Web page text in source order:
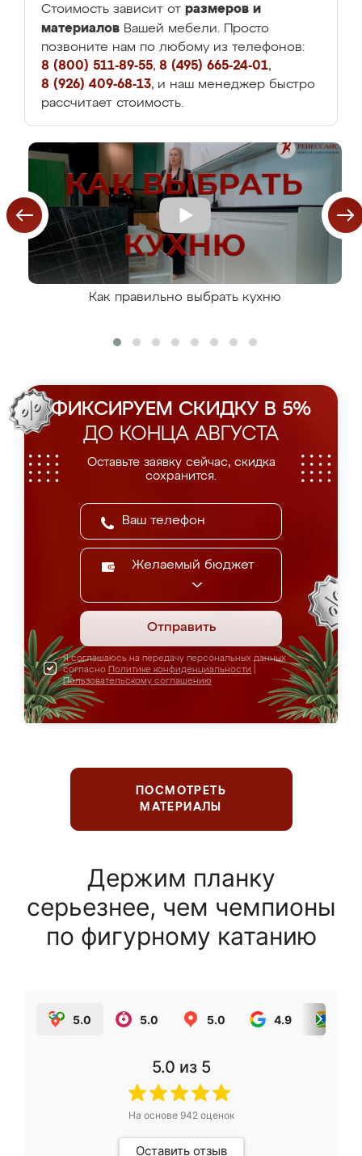
Стоимость зависит от размеров и
материалов Вашей мебели. Просто
позвоните нам по любому из телефонов:
8 (800) 511-89-55, 8 (495) 665-24-01,
8 (926) 409-68-13, и наш менеджер быстро
рассчитает стоимость.
Как правильно выбрать кухню
ФИКСИРУЕМ СКИДКУ В 5%
ДО КОНЦА АВГУСТА
Оставьте заявку сейчас, скидка
сохранится.
Желаемый бюджет
Отправить
Я соглашаюсь на передачу персональных данных
согласно Политике конфиденциальности
Пользовательскому соглашению
ПОСМОТРЕТЬ
МАТЕРИАЛЫ
Держим планку
серьезнее, чем чемпионы
по фигурному катанию
5.0 5.0 5.0 4.9
5.0 из 5
На основе 942оценок
Оставить отзыв